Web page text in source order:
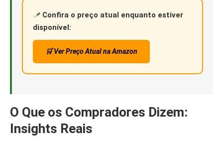
📌 Confira o preço atual enquanto estiver
disponível:
🛒 Ver Preço Atual na Amazon
O Que os Compradores Dizem:
Insights Reais